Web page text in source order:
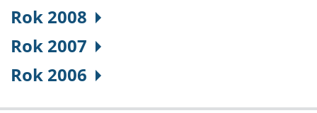
Rok 2008
Rok 2007
Rok 2006